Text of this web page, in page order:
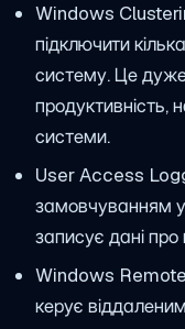
Windows
підключити
систему. Це
продуктивність,
системи.
User Access
замовчуванням
записує дані
Windows
керує